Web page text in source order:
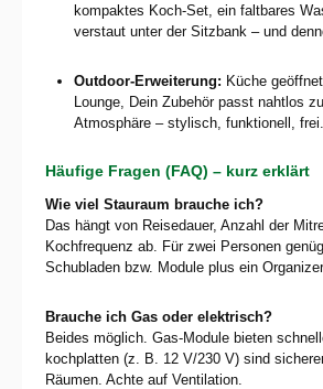
kompaktes Koch-Set, ein faltbares
verstaut unter der Sitzbank – und
Outdoor-Erweiterung: Küche
Lounge, Dein Zubehör passt nahtlos
Atmosphäre – stylisch, funktionell, frei.
Häufige Fragen (FAQ) – kurz erklärt
Wie viel Stauraum brauche ich?
Das hängt von Reisedauer, Anzahl der
Kochfrequenz ab. Für zwei Personen
Schubladen bzw. Module plus ein
Brauche ich Gas oder elektrisch?
Beides möglich. Gas-Module bieten
kochplatten (z. B. 12 V/230 V) sind
Räumen. Achte auf Ventilation.